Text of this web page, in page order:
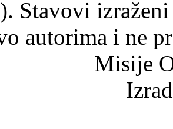
Stavovi
autorima i ne
Misije